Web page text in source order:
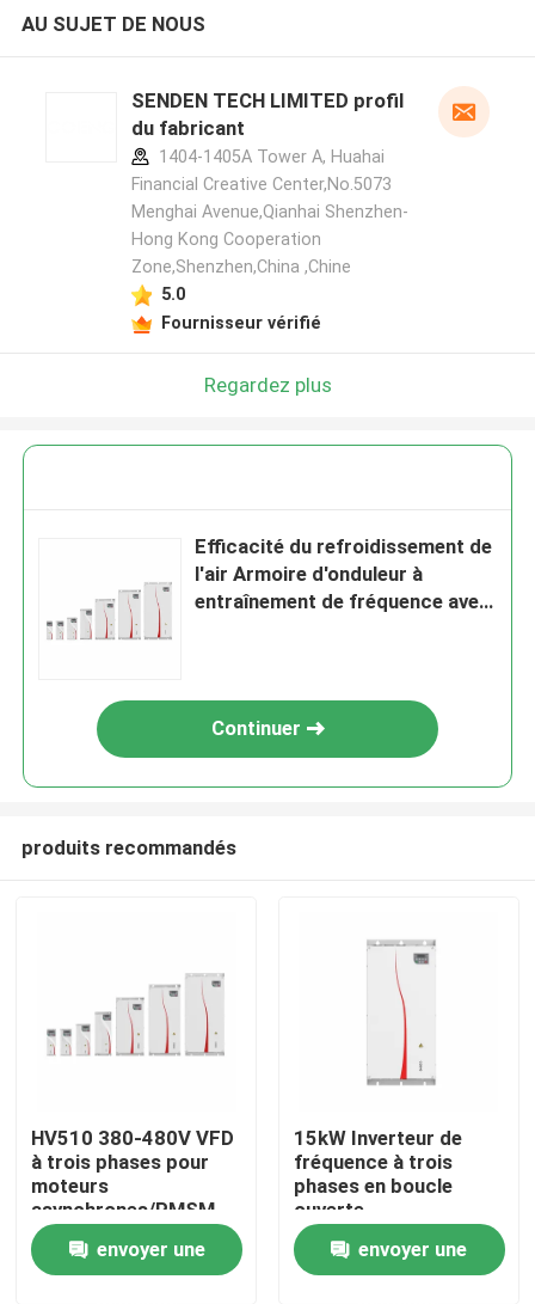
À la maison
Produits
AU SUJET DE NOUS
SENDEN TECH LIMITED profil
du fabricant
1404-1405A Tower A, Huahai
Financial Creative Center,No.5073
Menghai Avenue,Qianhai Shenzhen-
Hong Kong Cooperation
Zone,Shenzhen,China ,Chine
5.0
Fournisseur vérifié
Regardez plus
Efficacité du refroidissement de
l'air Armoire d'onduleur à
entraînement de fréquence avec
Continuer
produits recommandés
HV510 380-480V VFD
à trois phases pour
moteurs
asynchrones/PMSM
VFD prenant en
charge le
fonctionnement à
envoyer une
15kW Inverteur de
fréquence à trois
phases en boucle
ouverte
envoyer une